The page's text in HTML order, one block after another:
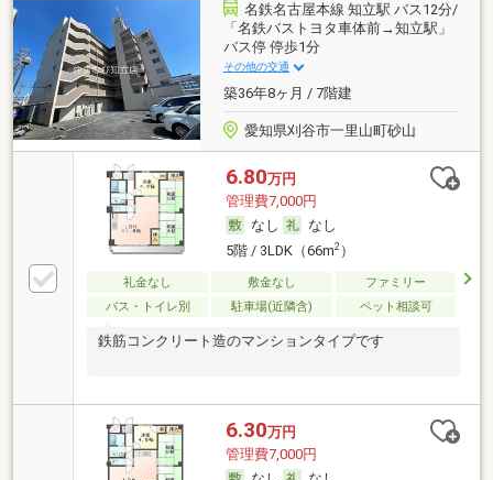
名鉄名古屋本線 知立駅 バス12分/
「名鉄バストヨタ車体前→知立駅」
バス停 停歩1分
その他の交通
築36年8ヶ月 / 7階建
愛知県刈谷市一里山町砂山
6.80万円
管理費7,000円
なし
なし
5階 / 3LDK（66m2）
礼金なし 敷金なし
ファミリー
バス・トイレ別
駐車場(近隣含) ペット相談可
鉄筋コンクリート造のマンションタイプです
6.30万円
管理費7,000円